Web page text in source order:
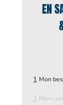
EN
1 Mon
2 Mon